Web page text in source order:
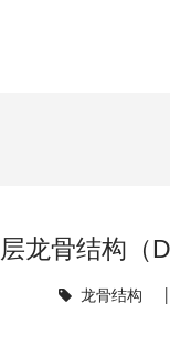
龙骨结构（
龙骨结构